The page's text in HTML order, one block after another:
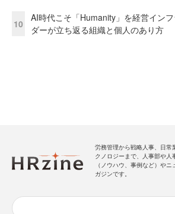
10
AI時代こそ「Humanity」を経営イン
ダーが立ち返る組織と個人のあり方
労務管理から戦略人事、日常
クノロジーまで、人事部や
（ノウハウ、事例など）や
ガジンです。